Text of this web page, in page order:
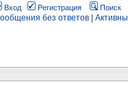
Вход Регистрация Поиск
без ответов